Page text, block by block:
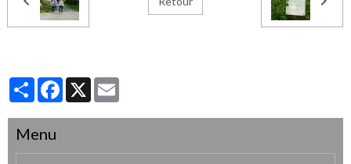
PartagerFacebook
X
Menu